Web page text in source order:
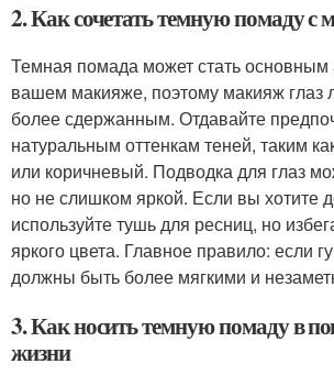
2. Как сочетать темную помаду с
Темная помада может стать основным
вашем макияже, поэтому макияж глаз
более сдержанным. Отдавайте
натуральным оттенкам теней, таким
или коричневый. Подводка для глаз
но не слишком яркой. Если вы хотите
используйте тушь для ресниц, но
яркого цвета. Главное правило: если
должны быть более мягкими и
3. Как носить темную помаду в
жизни